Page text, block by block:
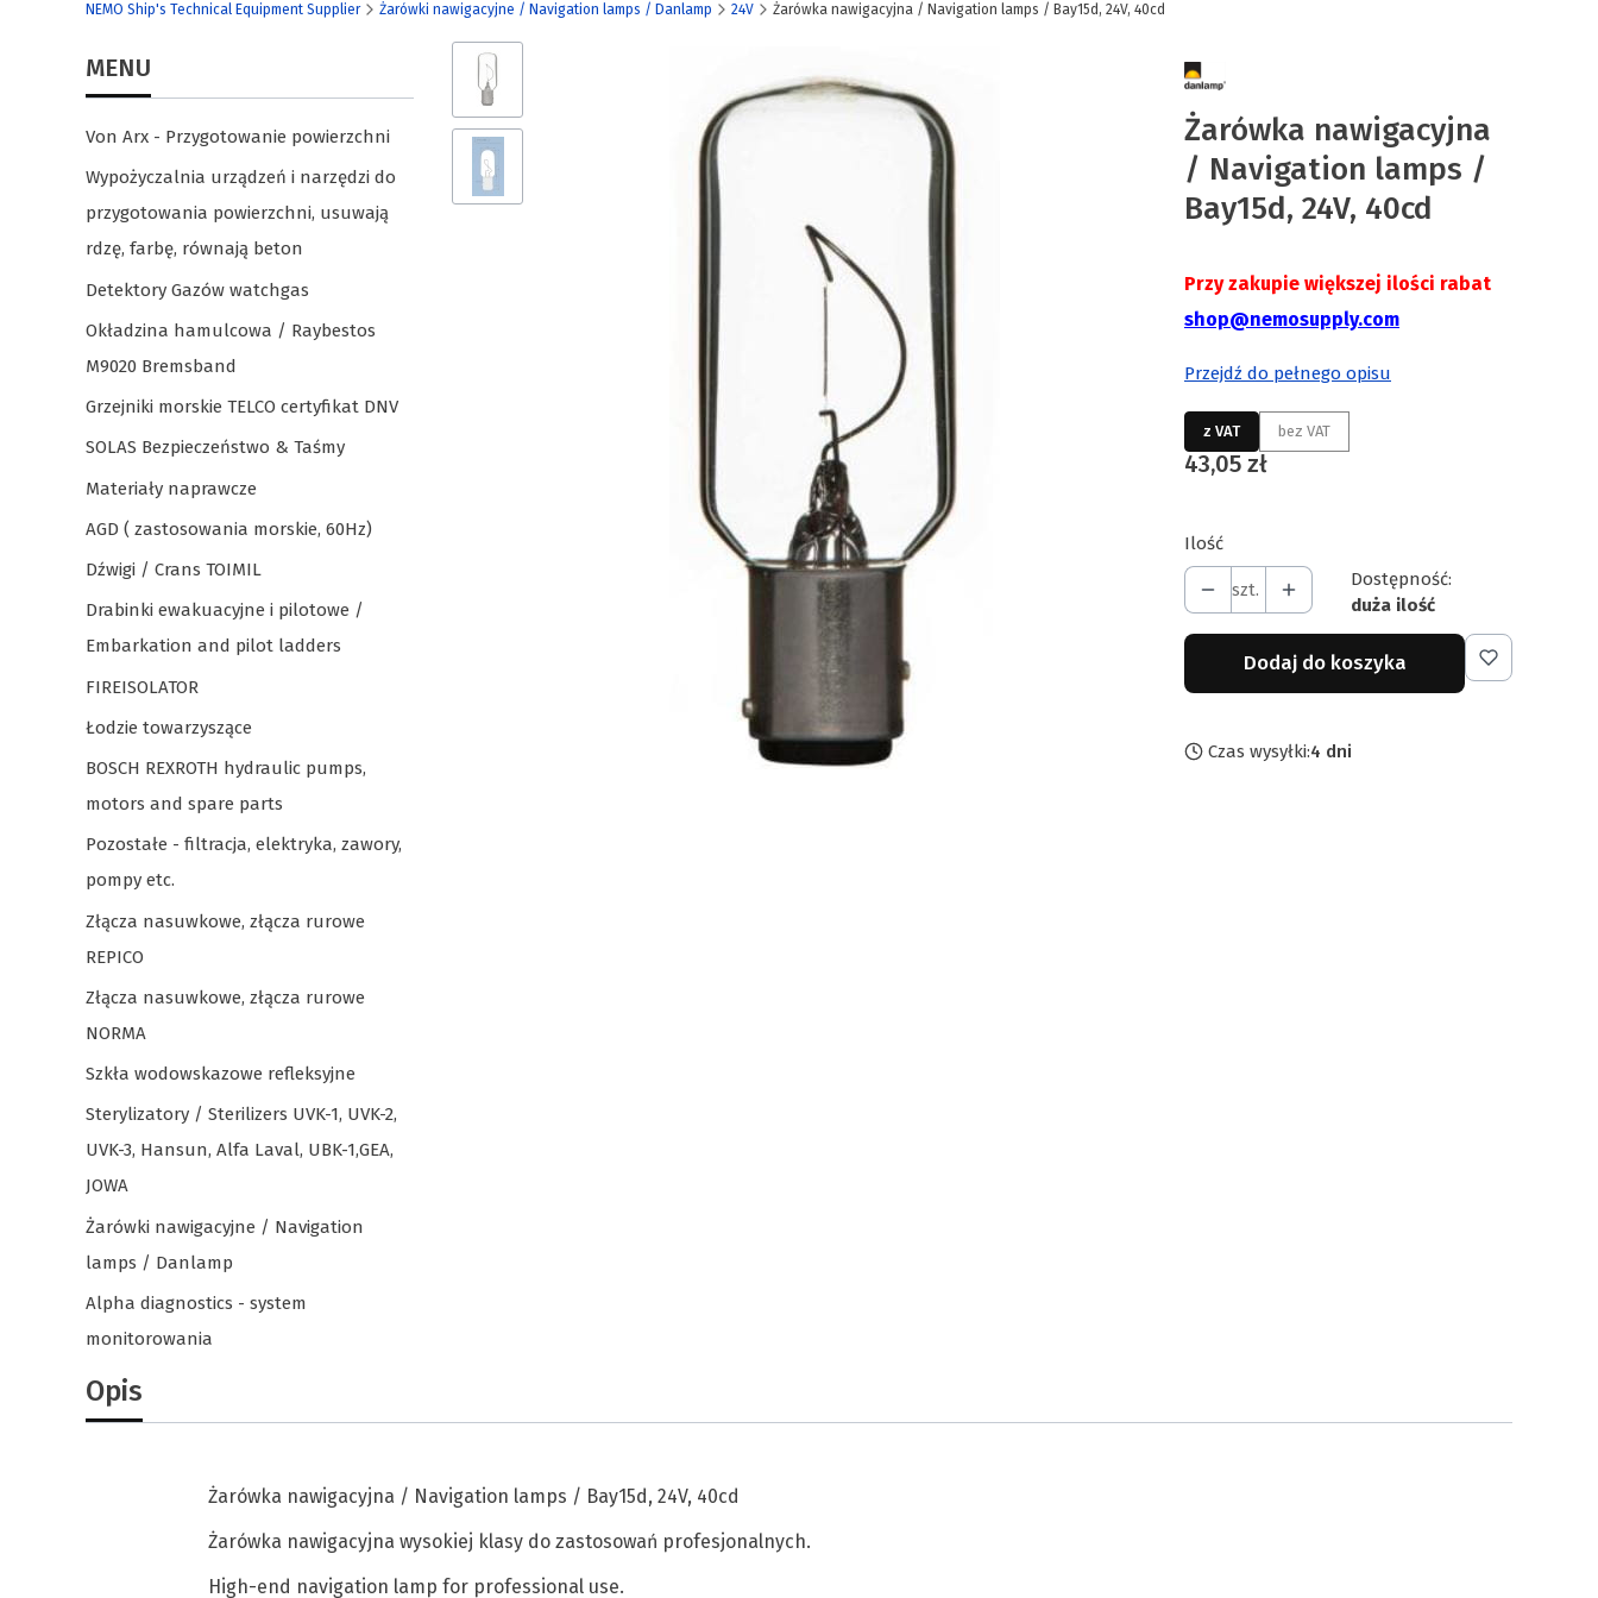
NEMO Ship's Technical Equipment Supplier Żarówki nawigacyjne / Navigation lamps / Danlamp 24V Żarówka nawigacyjna / Navigation lamps / Bay15d, 24V, 40cd
MENU
Von Arx - Przygotowanie powierzchni
Wypożyczalnia urządzeń i narzędzi do
przygotowania powierzchni, usuwają
rdzę, farbę, równają beton
Detektory Gazów watchgas
Okładzina hamulcowa / Raybestos
M9020 Bremsband
Grzejniki morskie TELCO certyfikat DNV
SOLAS Bezpieczeństwo & Taśmy
Materiały naprawcze
AGD ( zastosowania morskie, 60Hz)
Dźwigi / Crans TOIMIL
Drabinki ewakuacyjne i pilotowe /
Embarkation and pilot ladders
FIREISOLATOR
Łodzie towarzyszące
BOSCH REXROTH hydraulic pumps,
motors and spare parts
Pozostałe - filtracja, elektryka, zawory,
pompy etc.
Złącza nasuwkowe, złącza rurowe
REPICO
Złącza nasuwkowe, złącza rurowe
NORMA
Szkła wodowskazowe refleksyjne
Sterylizatory / Sterilizers UVK-1, UVK-2,
UVK-3, Hansun, Alfa Laval, UBK-1,GEA,
JOWA
Żarówki nawigacyjne / Navigation
lamps / Danlamp
Alpha diagnostics - system
monitorowania
Koniec menu
Żarówka nawigacyjna
/ Navigation lamps /
Bay15d, 24V, 40cd
Przy zakupie większej ilości rabat
shop@nemosupply.com
Przejdź do pełnego opisu
z VAT bez VAT
Cena
43,05 zł
Ilość
szt.
Dostępność:
duża ilość
Dodaj do koszyka
Czas wysyłki:4 dni
Opis
Żarówka nawigacyjna / Navigation lamps / Bay15d, 24V, 40cd
Żarówka nawigacyjna wysokiej klasy do zastosowań profesjonalnych.
High-end navigation lamp for professional use.